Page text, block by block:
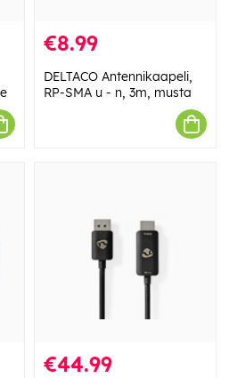
€8.99
DELTACO Antennikaapeli,
RP-SMA u - n, 3m, musta
€44.99